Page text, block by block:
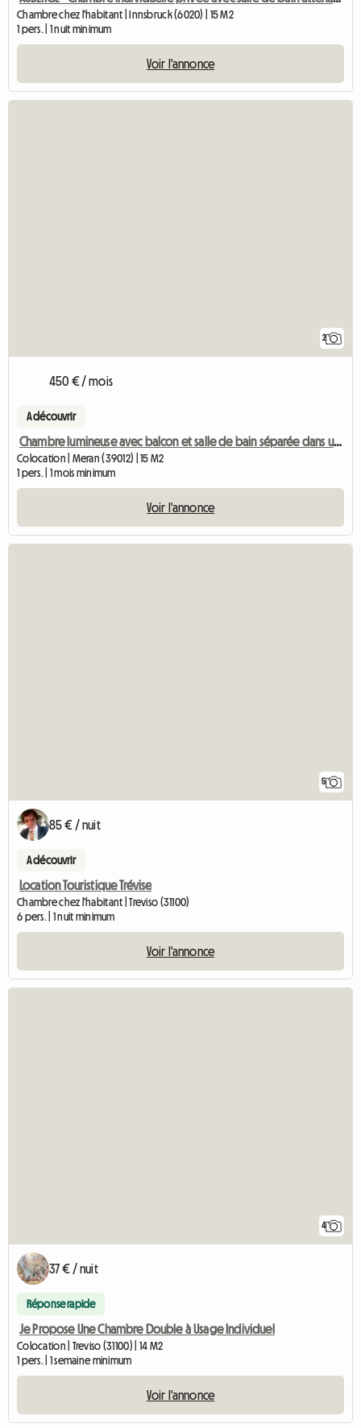
Chambre chez l'habitant | Innsbruck (6020) | 15 M2
1 pers. | 1 nuit minimum
Voir l'annonce
2
450 € / mois
A découvrir
Chambre lumineuse avec balcon et salle de bain séparée dans un appartement partagé pour 2 personnes
Colocation | Meran (39012) | 15 M2
1 pers. | 1 mois minimum
Voir l'annonce
5
85 € / nuit
A découvrir
Location Touristique Trévise
Chambre chez l'habitant | Treviso (31100)
6 pers. | 1 nuit minimum
Voir l'annonce
4
37 € / nuit
Réponse rapide
Je Propose Une Chambre Double à Usage Individuel
Colocation | Treviso (31100) | 14 M2
1 pers. | 1 semaine minimum
Voir l'annonce